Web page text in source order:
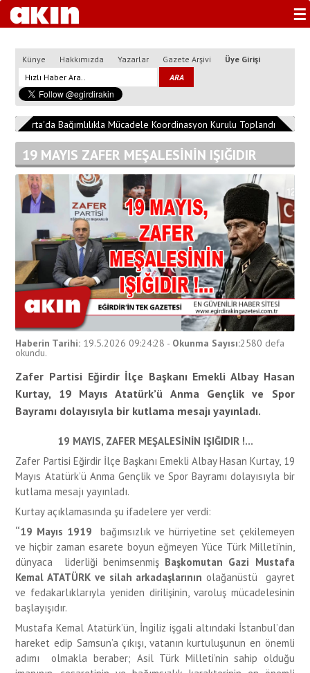
☰
Künye Hakkımızda Yazarlar Gazete Arşivi Üye Girişi
Isparta'da Bağımlılıkla Mücadele Koordinasyon Kurulu Toplandı
19 MAYIS ZAFER MEŞALESİNİN IŞIĞIDIR
Haberin Tarihi: 19.5.2026 09:24:28 - Okunma Sayısı:2580 defa
okundu.
Zafer Partisi Eğirdir İlçe Başkanı Emekli Albay Hasan
Kurtay, 19 Mayıs Atatürk’ü Anma Gençlik ve Spor
Bayramı dolayısıyla bir kutlama mesajı yayınladı.
19 MAYIS, ZAFER MEŞALESİNİN IŞIĞIDIR !...
Zafer Partisi Eğirdir İlçe Başkanı Emekli Albay Hasan Kurtay, 19
Mayıs Atatürk’ü Anma Gençlik ve Spor Bayramı dolayısıyla bir
kutlama mesajı yayınladı.
Kurtay açıklamasında şu ifadelere yer verdi:
“19 Mayıs 1919 bağımsızlık ve hürriyetine set çekilemeyen
ve hiçbir zaman esarete boyun eğmeyen Yüce Türk Milleti’nin,
dünyaca liderliği benimsenmiş Başkomutan Gazi Mustafa
Kemal ATATÜRK ve silah arkadaşlarının olağanüstü gayret
ve fedakarlıklarıyla yeniden dirilişinin, varoluş mücadelesinin
başlayışıdır.
Mustafa Kemal Atatürk’ün, İngiliz işgali altındaki İstanbul’dan
hareket edip Samsun’a çıkışı, vatanın kurtuluşunun en önemli
adımı olmakla beraber; Asil Türk Milleti’nin sahip olduğu